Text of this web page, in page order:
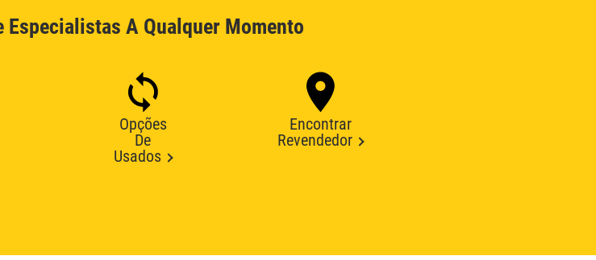
Especialistas A Qualquer Momento
Opções
De
Usados
Encontrar
Revendedor